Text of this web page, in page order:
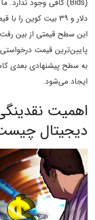
این سطح قیمتی از بین
پایین‌ترین قیمت
به سطح پیشنهادی بعدی
ایجاد می‌شود.
اهمیت
دیجیتال